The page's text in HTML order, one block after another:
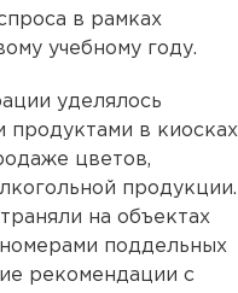
в рамках
учебному году.
уделялось
в киосках
цветов,
продукции.
на объектах
поддельных
рекомендации с